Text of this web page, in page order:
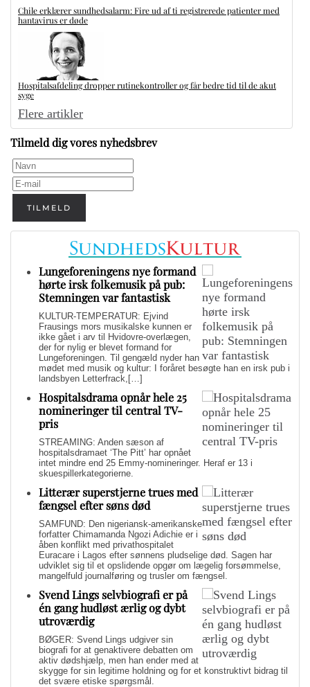
Chile erklærer sundhedsalarm: Fire ud af ti registrerede patienter med
hantavirus er døde
Hospitalsafdeling dropper rutinekontroller og får bedre tid til de akut
syge
Flere artikler
Tilmeld dig vores nyhedsbrev
TILMELD
Lungeforeningens nye formand
hørte irsk folkemusik på pub:
Stemningen var fantastisk
KULTUR-TEMPERATUR: Ejvind
Frausings mors musikalske kunnen er
ikke gået i arv til Hvidovre-overlægen,
der for nylig er blevet formand for
Lungeforeningen. Til gengæld nyder han
mødet med musik og kultur: I foråret besøgte han en irsk pub i
landsbyen Letterfrack,[…]
Hospitalsdrama opnår hele 25
nomineringer til central TV-
pris
STREAMING: Anden sæson af
hospitalsdramaet ‘The Pitt’ har opnået
intet mindre end 25 Emmy-nomineringer. Heraf er 13 i
skuespillerkategorierne.
Litterær superstjerne trues med
fængsel efter søns død
SAMFUND: Den nigeriansk-amerikanske
forfatter Chimamanda Ngozi Adichie er i
åben konflikt med privathospitalet
Euracare i Lagos efter sønnens pludselige død. Sagen har
udviklet sig til et opslidende opgør om lægelig forsømmelse,
mangelfuld journalføring og trusler om fængsel.
Svend Lings selvbiografi er på
én gang hudløst ærlig og dybt
utroværdig
BØGER: Svend Lings udgiver sin
biografi for at genaktivere debatten om
aktiv dødshjælp, men han ender med at
skygge for sin legitime holdning og for et konstruktivt bidrag til
det svære etiske spørgsmål.